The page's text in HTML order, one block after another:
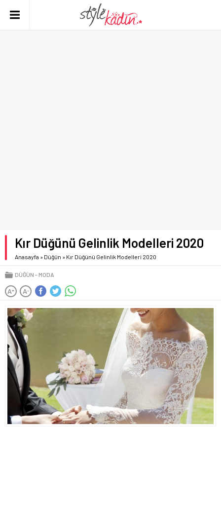
Kır Düğünü Gelinlik Modelleri 2020
Anasayfa » Düğün » Kır Düğünü Gelinlik Modelleri 2020
DÜĞÜN MODA
A+ A-